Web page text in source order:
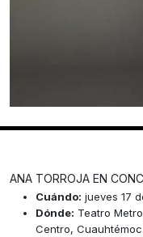
ANA TORROJA EN
Cuándo: jueves 17
Dónde: Teatro
Centro, Cuauhtémoc.